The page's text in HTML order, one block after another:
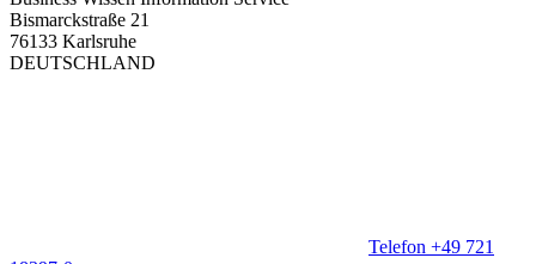
Bismarckstraße 21
76133 Karlsruhe
DEUTSCHLAND
Telefon +49 721